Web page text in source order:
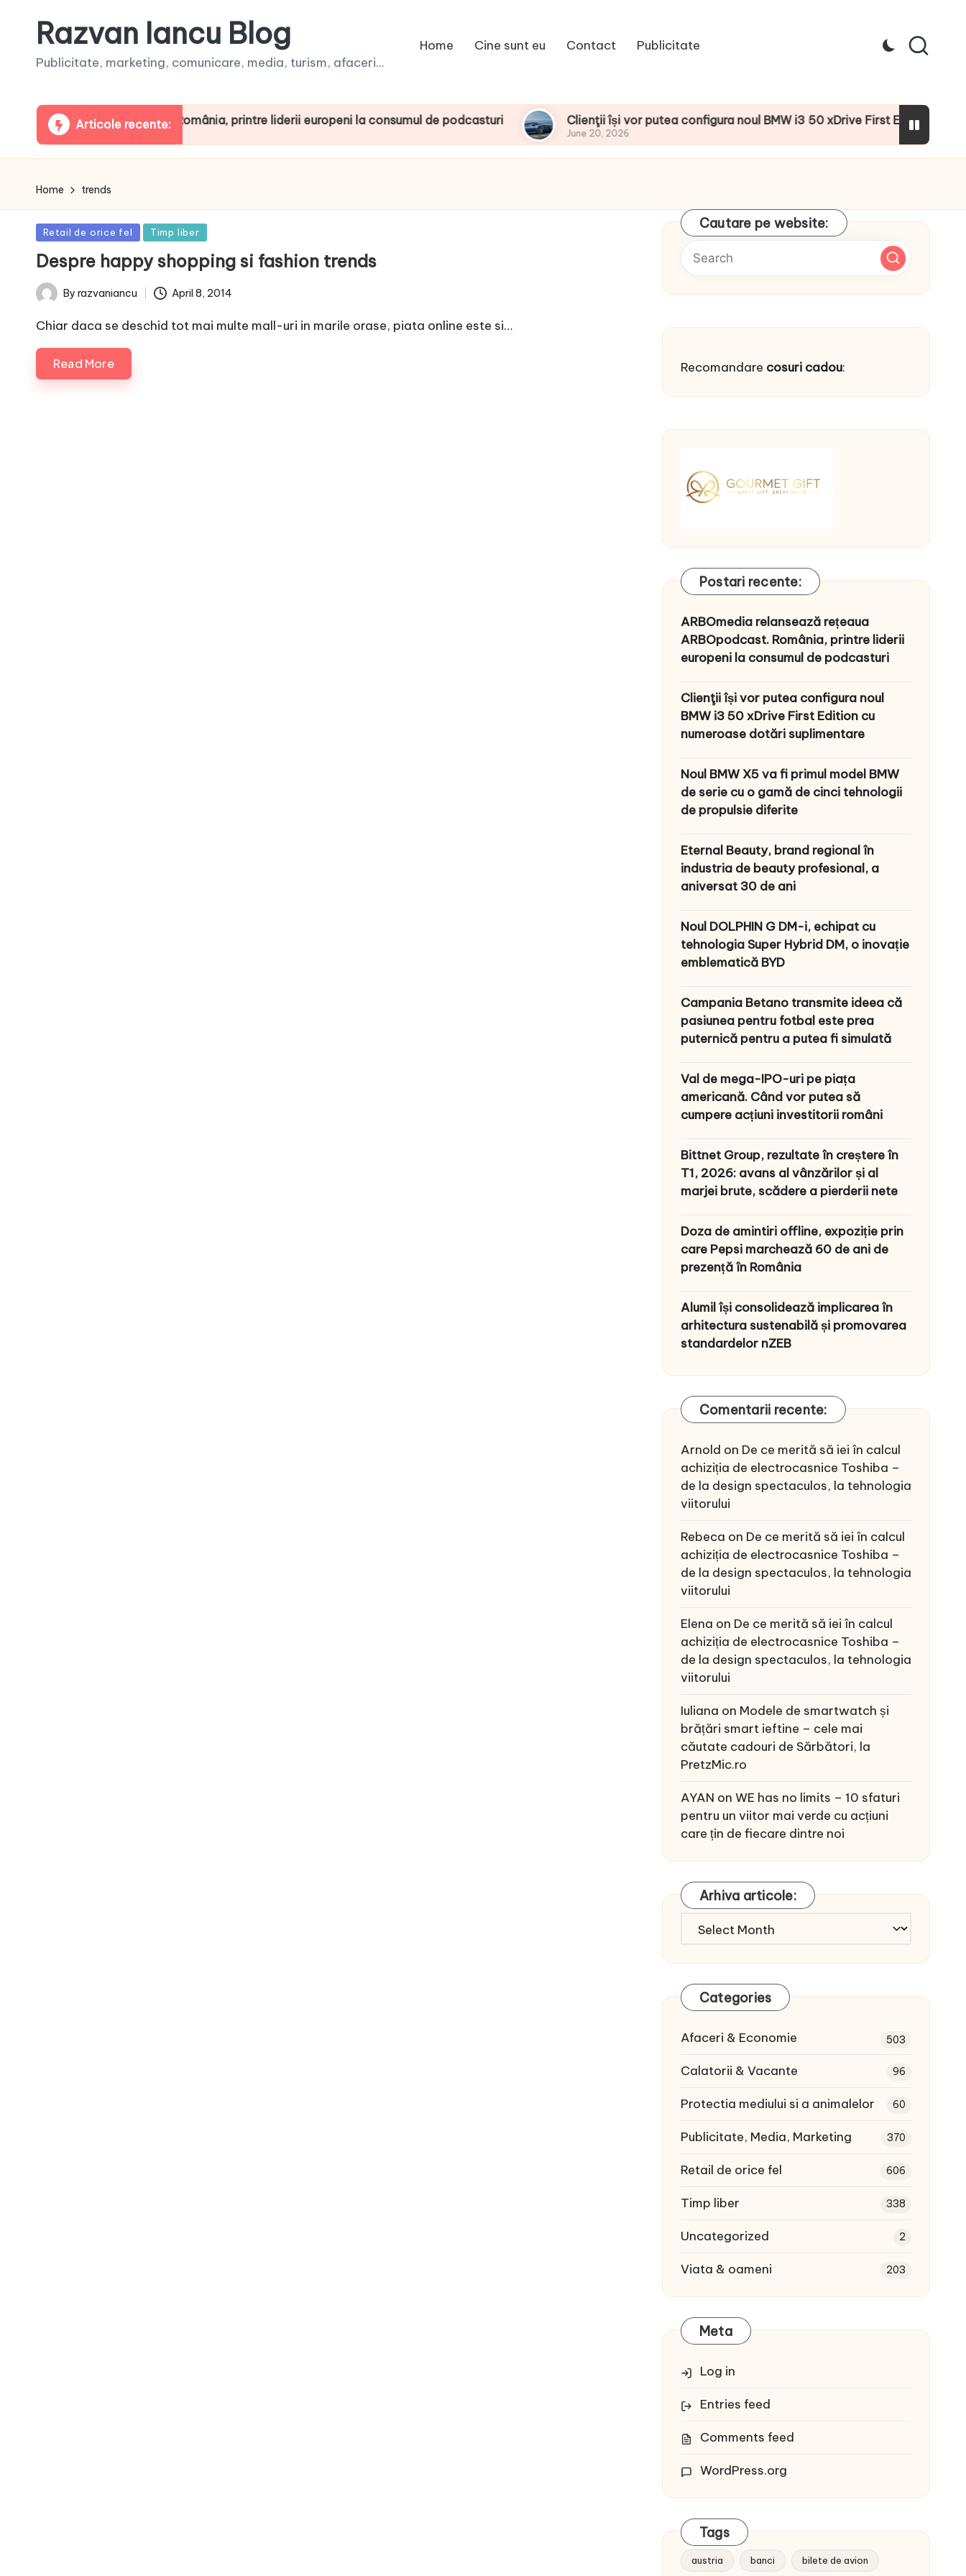
Razvan Iancu Blog
Publicitate, marketing, comunicare, media, turism, afaceri...
Home Cine sunt eu Contact Publicitate
Articole recente:
ARBOpodcast. România, printre liderii europeni la consumul de podcasturi Clienţii își vor putea configura noul BMW i3 50 xDrive First Edition cu numeroase
June 20, 2026
Home trends
Posted
in
Retail de orice fel Timp liber
Despre happy shopping si fashion trends
PostedBy razvaniancu April 8, 2014
Chiar daca se deschid tot mai multe mall-uri in marile orase, piata online este si…
Read More
Cautare pe website:
Recomandare cosuri cadou:
Postari recente:
ARBOmedia relansează rețeaua
ARBOpodcast. România, printre liderii
europeni la consumul de podcasturi
Clienţii își vor putea configura noul
BMW i3 50 xDrive First Edition cu
numeroase dotări suplimentare
Noul BMW X5 va fi primul model BMW
de serie cu o gamă de cinci tehnologii
de propulsie diferite
Eternal Beauty, brand regional în
industria de beauty profesional, a
aniversat 30 de ani
Noul DOLPHIN G DM-i, echipat cu
tehnologia Super Hybrid DM, o inovație
emblematică BYD
Campania Betano transmite ideea că
pasiunea pentru fotbal este prea
puternică pentru a putea fi simulată
Val de mega-IPO-uri pe piața
americană. Când vor putea să
cumpere acțiuni investitorii români
Bittnet Group, rezultate în creștere în
T1, 2026: avans al vânzărilor și al
marjei brute, scădere a pierderii nete
Doza de amintiri offline, expoziție prin
care Pepsi marchează 60 de ani de
prezență în România
Alumil își consolidează implicarea în
arhitectura sustenabilă și promovarea
standardelor nZEB
Comentarii recente:
Arnold on De ce merită să iei în calcul
achiziția de electrocasnice Toshiba –
de la design spectaculos, la tehnologia
viitorului
Rebeca on De ce merită să iei în calcul
achiziția de electrocasnice Toshiba –
de la design spectaculos, la tehnologia
viitorului
Elena on De ce merită să iei în calcul
achiziția de electrocasnice Toshiba –
de la design spectaculos, la tehnologia
viitorului
Iuliana on Modele de smartwatch și
brățări smart ieftine – cele mai
căutate cadouri de Sărbători, la
PretzMic.ro
AYAN on WE has no limits – 10 sfaturi
pentru un viitor mai verde cu acțiuni
care țin de fiecare dintre noi
Arhiva articole:
Arhiva
Categories
Afaceri & Economie 503
Calatorii & Vacante 96
Protectia mediului si a animalelor 60
Publicitate, Media, Marketing 370
Retail de orice fel 606
Timp liber 338
Uncategorized 2
Viata & oameni 203
Meta
Log in
Entries feed
Comments feed
WordPress.org
Tags
austria banci bilete de avion